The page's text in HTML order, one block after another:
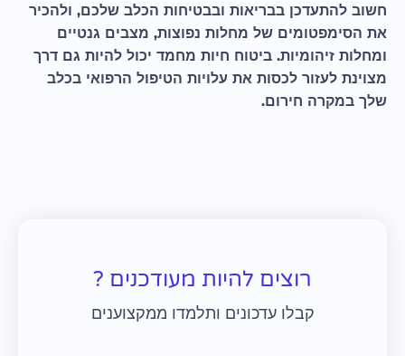
חשוב להתעדכן בבריאות ובבטיחות הכלב שלכם, ולהכיר
את הסימפטומים של מחלות נפוצות, מצבים גנטיים
ומחלות זיהומיות. ביטוח חיות מחמד יכול להיות גם דרך
מצוינת לעזור לכסות את עלויות הטיפול הרפואי בכלב
שלך במקרה חירום.
רוצים להיות מעודכנים ?
קבלו עדכונים ותלמדו ממקצוענים